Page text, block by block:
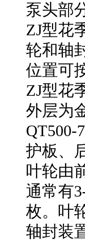
泵头部
ZJ型花
轮和轴封
位置可
ZJ型花
外层为
QT500-
护板
叶轮由前
通常有3-
枚。
轴封装